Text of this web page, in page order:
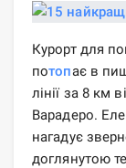
Курорт для
потопає в
лінії за 8 км
Варадеро.
нагадує
доглянутою